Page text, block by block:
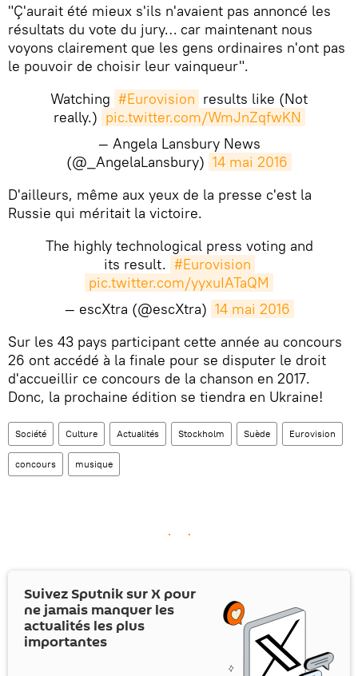
​"Ç'aurait été mieux s'ils n'avaient pas annoncé les
résultats du vote du jury… car maintenant nous
voyons clairement que les gens ordinaires n'ont pas
le pouvoir de choisir leur vainqueur".​
Watching #Eurovision results like (Not
really.) pic.twitter.com/WmJnZqfwKN
— Angela Lansbury News
(@_AngelaLansbury) 14 mai 2016
​D'ailleurs, même aux yeux de la presse c'est la
Russie qui méritait la victoire.
The highly technological press voting and
its result. #Eurovision
pic.twitter.com/yyxuIATaQM
— escXtra (@escXtra) 14 mai 2016
Sur les 43 pays participant cette année au concours
26 ont accédé à la finale pour se disputer le droit
d'accueillir ce concours de la chanson en 2017.
Donc, la prochaine édition se tiendra en Ukraine!
Société Culture Actualités Stockholm Suède Eurovision
concours musique
Suivez Sputnik surX pour
ne jamais manquer les
actualités les plus
importantes